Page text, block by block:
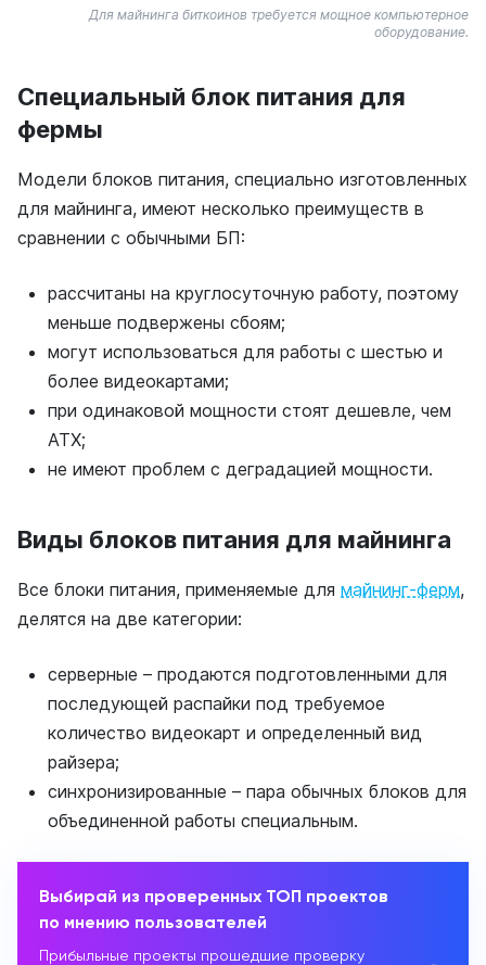
Для майнинга биткоинов требуется мощное компьютерное
оборудование.
Специальный блок питания для
фермы
Модели блоков питания, специально изготовленных
для майнинга, имеют несколько преимуществ в
сравнении с обычными БП:
рассчитаны на круглосуточную работу, поэтому
меньше подвержены сбоям;
могут использоваться для работы с шестью и
более видеокартами;
при одинаковой мощности стоят дешевле, чем
АТХ;
не имеют проблем с деградацией мощности.
Виды блоков питания для майнинга
Все блоки питания, применяемые для майнинг-ферм,
делятся на две категории:
серверные – продаются подготовленными для
последующей распайки под требуемое
количество видеокарт и определенный вид
райзера;
синхронизированные – пара обычных блоков для
объединенной работы специальным.
Выбирай из проверенных ТОП проектов
по мнению пользователей
Прибыльные проекты прошедшие проверку